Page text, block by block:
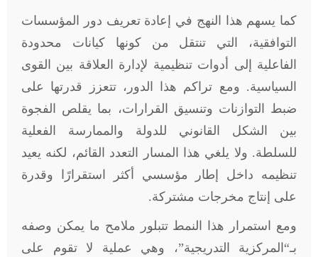
كما يسهم هذا النهج في إعادة تعريف دور المؤسسات
التوافقية، التي تنتقل من كونها كيانات محدودة
الفاعلية إلى أدوات تنظيمية لإدارة العلاقة بين القوى
السياسية. ومع تراكم هذا الدور، تتعزز قدرتها على
ضبط التوازنات وتنسيق القرارات، بما يقلص الفجوة
بين الشكل القانوني للدولة والممارسة الفعلية
للسلطة. ولا يلغي هذا المسار التعدد القائم، لكنه يعيد
تنظيمه داخل إطار مؤسسي أكثر استقرارًا وقدرة
على إنتاج مخرجات مشتركة.
ومع استمرار هذا النمط تتبلور ملامح ما يمكن وصفه
بـ“المركزية التدريجية”، وهي عملية لا تقوم على